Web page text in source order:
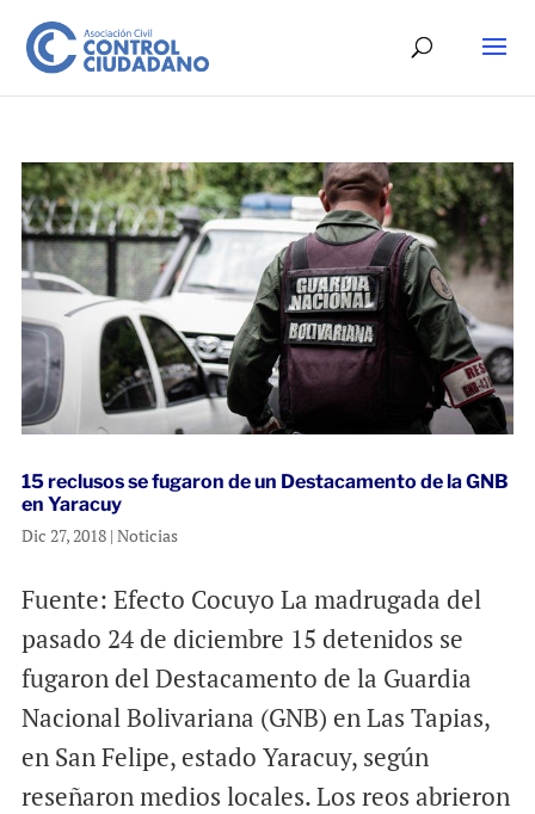
15 reclusos se fugaron de un Destacamento de la GNB
en Yaracuy
Dic 27, 2018| Noticias
Fuente: Efecto Cocuyo La madrugada del
pasado 24 de diciembre 15 detenidos se
fugaron del Destacamento de la Guardia
Nacional Bolivariana (GNB) en Las Tapias,
en San Felipe, estado Yaracuy, según
reseñaron medios locales. Los reos abrieron